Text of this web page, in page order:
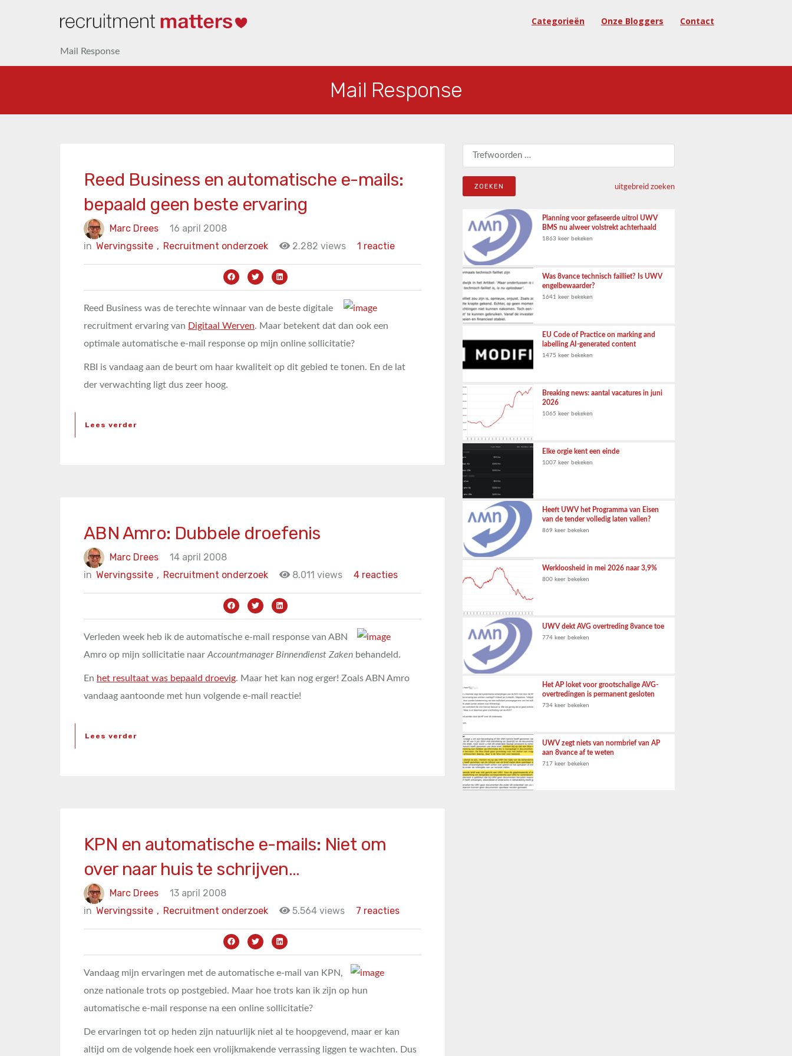
Categorieën Onze Bloggers Contact
Mail Response
Mail Response
Reed Business en automatische e-mails:
bepaald geen beste ervaring
Marc Drees
16 april 2008
in
Recruitment onderzoek
Wervingssite , 2.282 views 1 reactie
Reed Business was de terechte winnaar van de beste digitale
recruitment ervaring van Digitaal Werven. Maar betekent dat dan ook een
optimale automatische e-mail response op mijn online sollicitatie?
RBI is vandaag aan de beurt om haar kwaliteit op dit gebied te tonen. En de lat
der verwachting ligt dus zeer hoog.
Lees verder
ABN Amro: Dubbele droefenis
Marc Drees
14 april 2008
in
Recruitment onderzoek
Wervingssite , 8.011 views 4 reacties
Verleden week heb ik de automatische e-mail response van ABN
Amro op mijn sollicitatie naar Accountmanager Binnendienst Zaken behandeld.
En het resultaat was bepaald droevig. Maar het kan nog erger! Zoals ABN Amro
vandaag aantoonde met hun volgende e-mail reactie!
Lees verder
KPN en automatische e-mails: Niet om
over naar huis te schrijven…
Marc Drees
13 april 2008
in
Recruitment onderzoek
Wervingssite , 5.564 views 7 reacties
Vandaag mijn ervaringen met de automatische e-mail van KPN,
onze nationale trots op postgebied. Maar hoe trots kan ik zijn op hun
automatische e-mail response na een online sollicitatie?
De ervaringen tot op heden zijn natuurlijk niet al te hoopgevend, maar er kan
altijd om de volgende hoek een vrolijkmakende verrassing liggen te wachten. Dus
Zoeken naar:
uitgebreid zoeken
Planning voor gefaseerde uitrol UWV
BMS nu alweer volstrekt achterhaald
1863 keer bekeken
Was 8vance technisch failliet? Is UWV
engelbewaarder?
1641 keer bekeken
EU Code of Practice on marking and
labelling AI-generated content
1475 keer bekeken
Breaking news: aantal vacatures in juni
2026
1065 keer bekeken
Elke orgie kent een einde
1007 keer bekeken
Heeft UWV het Programma van Eisen
van de tender volledig laten vallen?
869 keer bekeken
Werkloosheid in mei 2026 naar 3,9%
800 keer bekeken
UWV dekt AVG overtreding 8vance toe
774 keer bekeken
Het AP loket voor grootschalige AVG-
overtredingen is permanent gesloten
734 keer bekeken
UWV zegt niets van normbrief van AP
aan 8vance af te weten
717 keer bekeken